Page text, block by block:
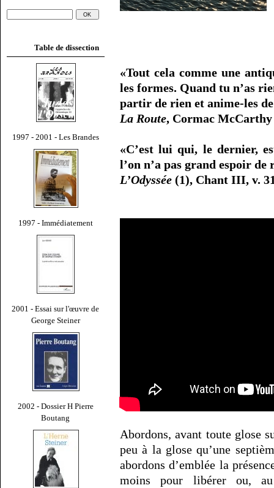
Table de dissection
1997 - 2001 - Les Brandes
1997 - Immédiatement
2001 - Essai sur l'œuvre de
George Steiner
2002 - Dossier H Pierre
Boutang
«Tout cela comme une
les formes. Quand tu n’as
partir de rien et anime-les
La Route, Cormac McCarthy
«C’est lui qui, le dernier,
l’on n’a pas grand espoir de
L’Odyssée (1), Chant III, v.
Abordons, avant toute glose
peu à la glose qu’une
abordons d’emblée la
moins pour libérer ou,